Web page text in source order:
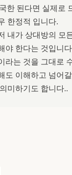
한 된다면 실제로
한정적 입니다.
내가 상대방의 모
야 한다는 것입니
라는 것을 그대로
도 이해하고 넘어
미하기도 합니다..